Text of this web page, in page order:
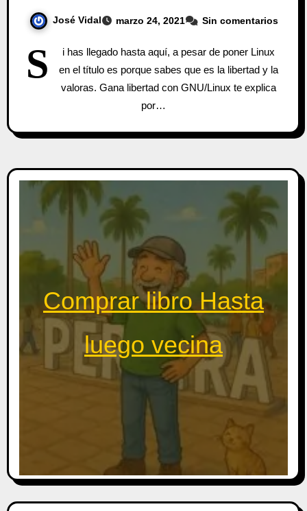
José Vidal marzo 24, 2021 Sin comentarios
S
i has llegado hasta aquí, a pesar de poner Linux
en el título es porque sabes que es la libertad y la
valoras. Gana libertad con GNU/Linux te explica
por…
Comprar libro Hasta
luego vecina